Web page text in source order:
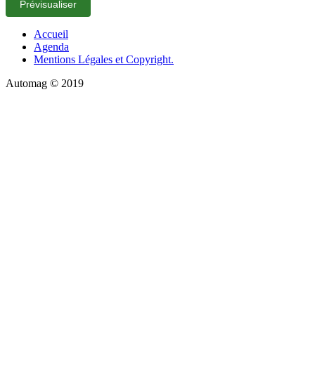
Accueil
Agenda
Mentions Légales et Copyright.
Automag © 2019